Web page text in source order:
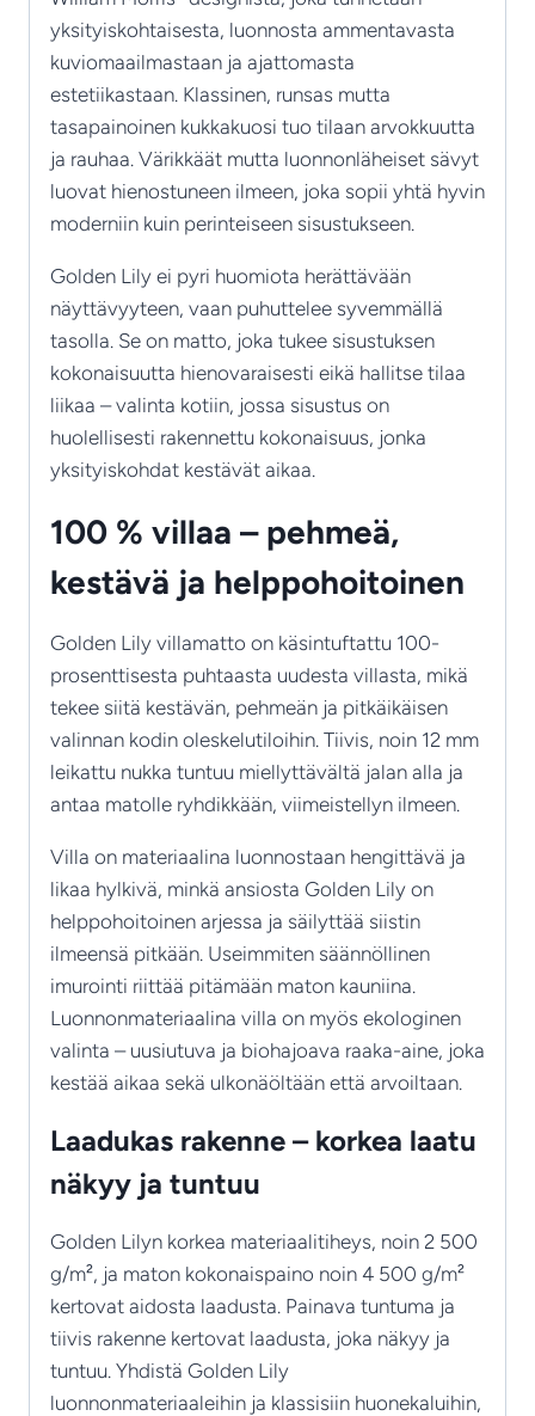
yksityiskohtaisesta, luonnosta ammentavasta
kuviomaailmastaan ja ajattomasta
estetiikastaan. Klassinen, runsas mutta
tasapainoinen kukkakuosi tuo tilaan arvokkuutta
ja rauhaa. Värikkäät mutta luonnonläheiset sävyt
luovat hienostuneen ilmeen, joka sopii yhtä hyvin
moderniin kuin perinteiseen sisustukseen.
Golden Lily ei pyri huomiota herättävään
näyttävyyteen, vaan puhuttelee syvemmällä
tasolla. Se on matto, joka tukee sisustuksen
kokonaisuutta hienovaraisesti eikä hallitse tilaa
liikaa – valinta kotiin, jossa sisustus on
huolellisesti rakennettu kokonaisuus, jonka
yksityiskohdat kestävät aikaa.
100 % villaa – pehmeä,
kestävä ja helppohoitoinen
Golden Lily villamatto on käsintuftattu 100-
prosenttisesta puhtaasta uudesta villasta, mikä
tekee siitä kestävän, pehmeän ja pitkäikäisen
valinnan kodin oleskelutiloihin. Tiivis, noin 12 mm
leikattu nukka tuntuu miellyttävältä jalan alla ja
antaa matolle ryhdikkään, viimeistellyn ilmeen.
Villa on materiaalina luonnostaan hengittävä ja
likaa hylkivä, minkä ansiosta Golden Lily on
helppohoitoinen arjessa ja säilyttää siistin
ilmeensä pitkään. Useimmiten säännöllinen
imurointi riittää pitämään maton kauniina.
Luonnonmateriaalina villa on myös ekologinen
valinta – uusiutuva ja biohajoava raaka-aine, joka
kestää aikaa sekä ulkonäöltään että arvoiltaan.
Laadukas rakenne – korkea laatu
näkyy ja tuntuu
Golden Lilyn korkea materiaalitiheys, noin 2 500
g/m², ja maton kokonaispaino noin 4 500 g/m²
kertovat aidosta laadusta. Painava tuntuma ja
tiivis rakenne kertovat laadusta, joka näkyy ja
tuntuu. Yhdistä Golden Lily
luonnonmateriaaleihin ja klassisiin huonekaluihin,